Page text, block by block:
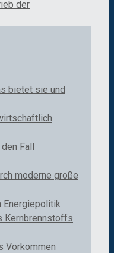
der
bietet sie und
Fall
moderne große
Energiepolitik
Kernbrennstoffs
Vorkommen